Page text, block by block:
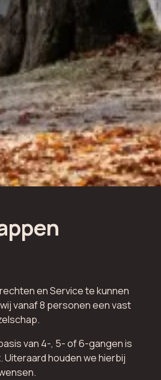
en Service te kunnen
vanaf 8 personen een vast
van 4-, 5- of 6-gangen is
houden we hierbij